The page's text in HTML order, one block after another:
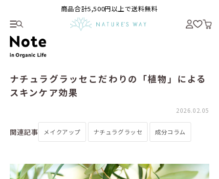
商品合計5,500円以上で送料無料
ナチュラグラッセこだわりの「植物」による
スキンケア効果
2026.02.05
関連記事 メイクアップ ナチュラグラッセ 成分コラム